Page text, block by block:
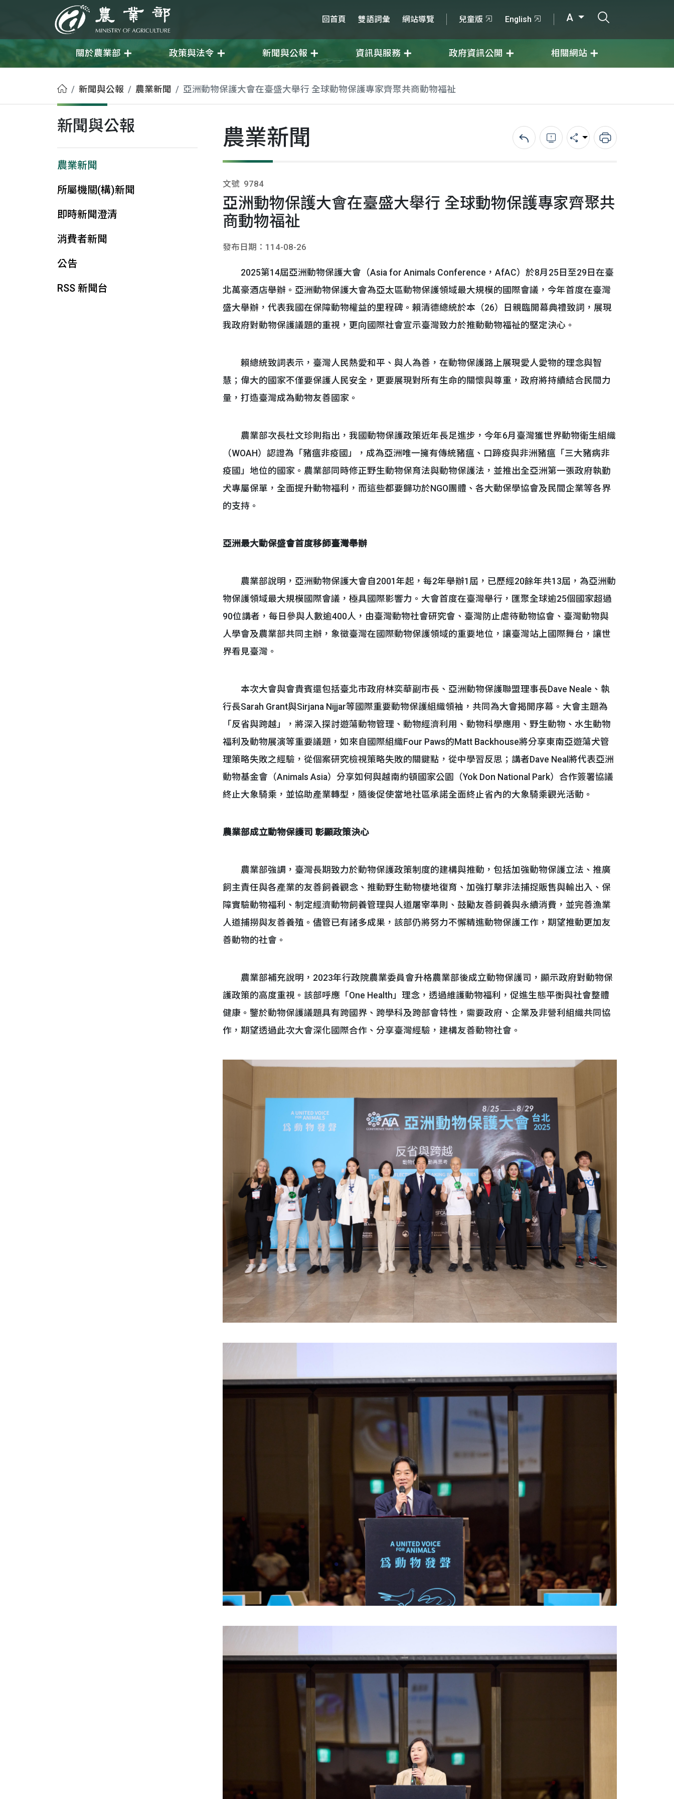
農業部 回首頁 雙語詞彙 網站導覽 兒童版 English A
關於農業部 政策與法令 新聞與公報 資訊與服務 政府資訊公開 相關網站
首頁新聞與公報 農業新聞 亞洲動物保護大會在臺盛大舉行 全球動物保護專家齊聚共商動物福祉
新聞與公報
農業新聞
所屬機關(構)新聞
即時新聞澄清
消費者新聞
公告
RSS 新聞台
農業新聞 回上一頁錯誤回報分享 列印
文號 9784
亞洲動物保護大會在臺盛大舉行 全球動物保護專家齊聚共
商動物福祉
發布日期：114-08-26
2025第14屆亞洲動物保護大會（Asia for Animals Conference，AfAC）於8月25日至29日在臺
北萬豪酒店舉辦。亞洲動物保護大會為亞太區動物保護領域最大規模的國際會議，今年首度在臺灣
盛大舉辦，代表我國在保障動物權益的里程碑。賴清德總統於本（26）日親臨開幕典禮致詞，展現
我政府對動物保護議題的重視，更向國際社會宣示臺灣致力於推動動物福祉的堅定決心。
賴總統致詞表示，臺灣人民熱愛和平、與人為善，在動物保護路上展現愛人愛物的理念與智
慧；偉大的國家不僅要保護人民安全，更要展現對所有生命的關懷與尊重，政府將持續結合民間力
量，打造臺灣成為動物友善國家。
農業部次長杜文珍則指出，我國動物保護政策近年長足進步，今年6月臺灣獲世界動物衛生組織
（WOAH）認證為「豬瘟非疫國」，成為亞洲唯一擁有傳統豬瘟、口蹄疫與非洲豬瘟「三大豬病非
疫國」地位的國家。農業部同時修正野生動物保育法與動物保護法，並推出全亞洲第一張政府執勤
犬專屬保單，全面提升動物福利，而這些都要歸功於NGO團體、各大動保學協會及民間企業等各界
的支持。
亞洲最大動保盛會首度移師臺灣舉辦
農業部說明，亞洲動物保護大會自2001年起，每2年舉辦1屆，已歷經20餘年共13屆，為亞洲動
物保護領域最大規模國際會議，極具國際影響力。大會首度在臺灣舉行，匯聚全球逾25個國家超過
90位講者，每日參與人數逾400人，由臺灣動物社會研究會、臺灣防止虐待動物協會、臺灣動物與
人學會及農業部共同主辦，象徵臺灣在國際動物保護領域的重要地位，讓臺灣站上國際舞台，讓世
界看見臺灣。
本次大會與會貴賓還包括臺北市政府林奕華副市長、亞洲動物保護聯盟理事長Dave Neale、執
行長Sarah Grant與Sirjana Nijjar等國際重要動物保護組織領袖，共同為大會揭開序幕。大會主題為
「反省與跨越」，將深入探討遊蕩動物管理、動物經濟利用、動物科學應用、野生動物、水生動物
福利及動物展演等重要議題，如來自國際組織Four Paws的Matt Backhouse將分享東南亞遊蕩犬管
理策略失敗之經驗，從個案研究檢視策略失敗的關鍵點，從中學習反思；講者Dave Neal將代表亞洲
動物基金會（Animals Asia）分享如何與越南約頓國家公園（Yok Don National Park）合作簽署協議
終止大象騎乘，並協助產業轉型，隨後促使當地社區承諾全面終止省內的大象騎乘觀光活動。
農業部成立動物保護司 彰顯政策決心
農業部強調，臺灣長期致力於動物保護政策制度的建構與推動，包括加強動物保護立法、推廣
飼主責任與各產業的友善飼養觀念、推動野生動物棲地復育、加強打擊非法捕捉販售與輸出入、保
障實驗動物福利、制定經濟動物飼養管理與人道屠宰準則、鼓勵友善飼養與永續消費，並完善漁業
人道捕撈與友善養殖。儘管已有諸多成果，該部仍將努力不懈精進動物保護工作，期望推動更加友
善動物的社會。
農業部補充說明，2023年行政院農業委員會升格農業部後成立動物保護司，顯示政府對動物保
護政策的高度重視。該部呼應「One Health」理念，透過維護動物福利，促進生態平衡與社會整體
健康。鑒於動物保護議題具有跨國界、跨學科及跨部會特性，需要政府、企業及非營利組織共同協
作，期望透過此次大會深化國際合作、分享臺灣經驗，建構友善動物社會。